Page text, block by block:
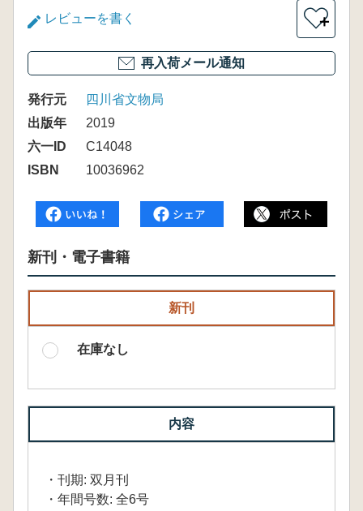
レビューを書く ＋
再入荷メール通知
発行元
四川省文物局
出版年
2019
六一ID
C14048
ISBN
10036962
新刊・電子書籍
新刊
在庫なし
内容
・刊期: 双月刊
・年間号数: 全6号